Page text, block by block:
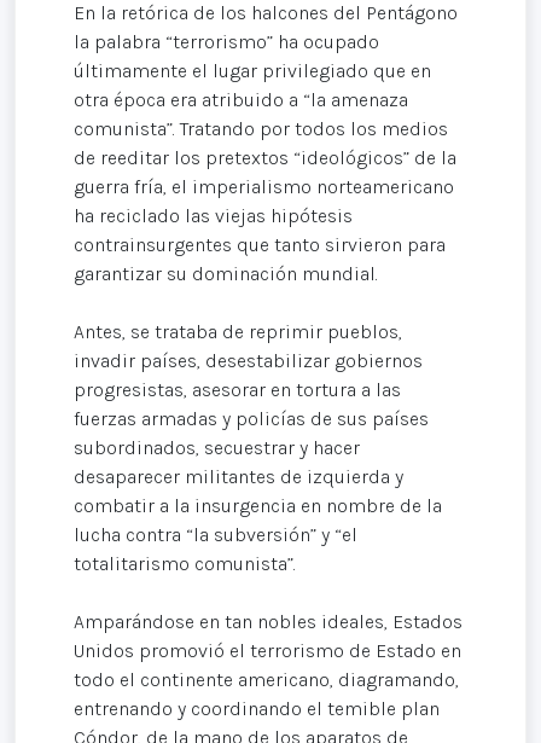
En la retórica de los halcones del Pentágono
la palabra “terrorismo” ha ocupado
últimamente el lugar privilegiado que en
otra época era atribuido a “la amenaza
comunista”. Tratando por todos los medios
de reeditar los pretextos “ideológicos” de la
guerra fría, el imperialismo norteamericano
ha reciclado las viejas hipótesis
contrainsurgentes que tanto sirvieron para
garantizar su dominación mundial.
Antes, se trataba de reprimir pueblos,
invadir países, desestabilizar gobiernos
progresistas, asesorar en tortura a las
fuerzas armadas y policías de sus países
subordinados, secuestrar y hacer
desaparecer militantes de izquierda y
combatir a la insurgencia en nombre de la
lucha contra “la subversión” y “el
totalitarismo comunista”.
Amparándose en tan nobles ideales, Estados
Unidos promovió el terrorismo de Estado en
todo el continente americano, diagramando,
entrenando y coordinando el temible plan
Cóndor, de la mano de los aparatos de